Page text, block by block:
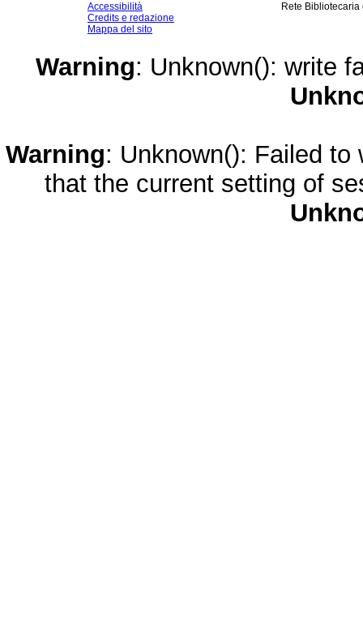
Accessibilità
Credits e redazione
Mappa del sito
Rete
Warning: Unknown(): write
Warning: Unknown(): Failed
that the current setting of